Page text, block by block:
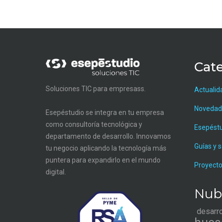
Soluciones TIC para empresass.
Esepéstudio se integra en tu empresa
como consultoría tecnológica y
departamento de desarrollo. Innovamos
tu negocio aplicando la tecnología más
puntera para expandirlo en el mundo
digital.
Guías y